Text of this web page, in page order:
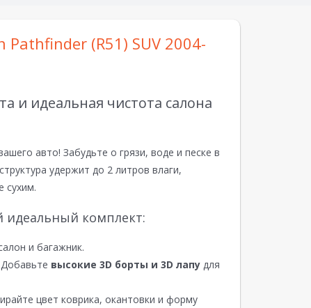
Pathfinder (R51) SUV 2004-
и идеальная чистота салона
авто! Забудьте о грязи, воде и песке в
удержит до 2 литров влаги,
сухим.
идеальный комплект:
и багажник.
Добавьте высокие 3D борты и 3D лапу для
цвет коврика, окантовки и форму